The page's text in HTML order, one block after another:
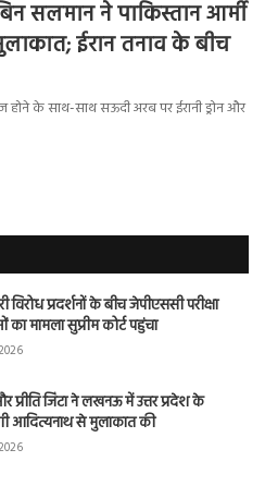
सलमान ने पाकिस्तान आर्मी
ईरान तनाव के बीच
होने के साथ-साथ सऊदी अरब पर ईरानी ड्रोन और
विरोध प्रदर्शनों के बीच जेपीएससी परीक्षा
मामला सुप्रीम कोर्ट पहुंचा
जिंटा ने लखनऊ में उत्तर प्रदेश के
आदित्यनाथ से मुलाकात की